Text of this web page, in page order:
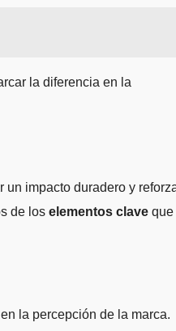
la diferencia en la
impacto duradero y
de los elementos clave que
la percepción de la marca.